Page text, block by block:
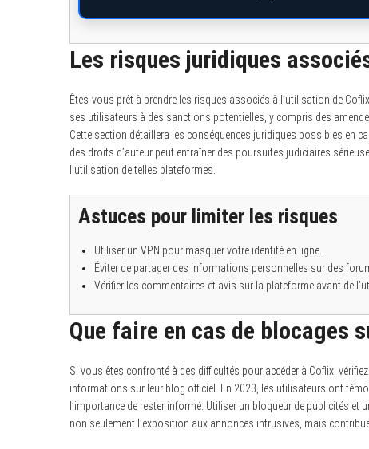
Les risques juridiques
Êtes-vous prêt à prendre les risques associés à l’utilisation de
ses utilisateurs à des sanctions potentielles, y compris des
Cette section détaillera les conséquences juridiques possibles en
des droits d’auteur peut entraîner des poursuites judiciaires
l’utilisation de telles plateformes.
Astuces pour limiter les risques
Utiliser un VPN pour masquer votre identité en ligne.
Éviter de partager des informations personnelles sur des
Vérifier les commentaires et avis sur la plateforme avant de
Que faire en cas de blocages
Si vous êtes confronté à des difficultés pour accéder à Coflix,
informations sur leur blog officiel. En 2023, les utilisateurs ont
l’importance de rester informé. Utiliser un bloqueur de publicités
non seulement l’exposition aux annonces intrusives, mais